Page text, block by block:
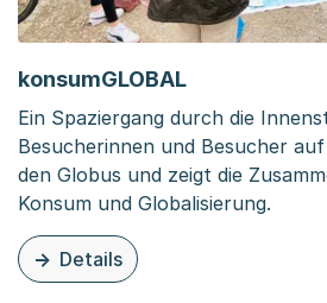
konsumGLOBAL
Ein Spaziergang durch die
Besucherinnen und Besucher
den Globus und zeigt die
Konsum und Globalisierung.
Details
zu diesem Inhalt: konsumGLOBAL